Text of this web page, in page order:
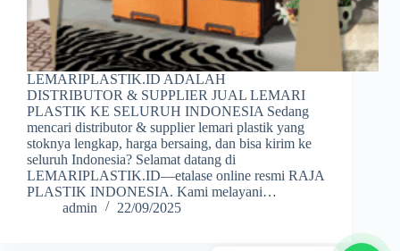
LEMARIPLASTIK.ID ADALAH
DISTRIBUTOR & SUPPLIER JUAL LEMARI
PLASTIK KE SELURUH INDONESIA Sedang
mencari distributor & supplier lemari plastik yang
stoknya lengkap, harga bersaing, dan bisa kirim ke
seluruh Indonesia? Selamat datang di
LEMARIPLASTIK.ID—etalase online resmi RAJA
PLASTIK INDONESIA. Kami melayani…
admin
22/09/2025